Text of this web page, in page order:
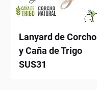
Lanyard de Corcho
y Caña de Trigo
SUS31